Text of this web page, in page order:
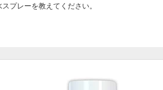
プレーを教えてください。